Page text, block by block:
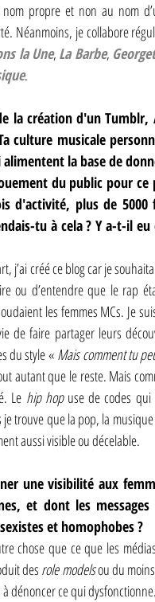
propre et non au nom
Néanmoins, je collabore
la Une, La Barbe,
.
la création d'un Tumblr,
culture musicale
la base de
du public pour ce
tu à cela ? Y a-t-il
j’ai créé ce blog car je
ou d’entendre que le rap
les femmes MCs. Je
de faire partager leurs
du style « Mais comment tu
autant que le reste. Mais
Le hip hop use de codes qui
trouve que la pop, la
aussi visible ou décelable.
une visibilité aux
et dont les
et homophobes ?
chose que ce que les
des role models ou du
dénoncer ce qui